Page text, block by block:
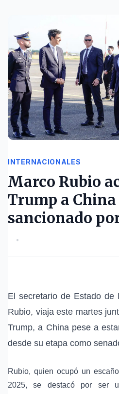
INTERNACIONALES
Marco Rubio
Trump a China
sancionado
•
El secretario de Estado de
Rubio, viaja este martes
Trump, a Chinapese a
desde su etapa como
Rubio, quien ocupó un
2025, se destacó por ser